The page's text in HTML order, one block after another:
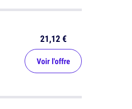
21,12 €
Voir l'offre